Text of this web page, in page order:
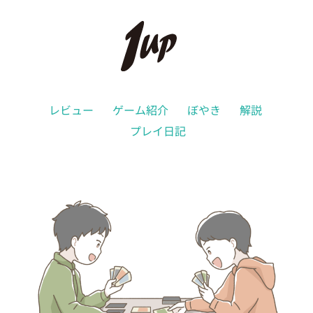
レビュー ゲーム紹介 ぼやき
解説
プレイ日記